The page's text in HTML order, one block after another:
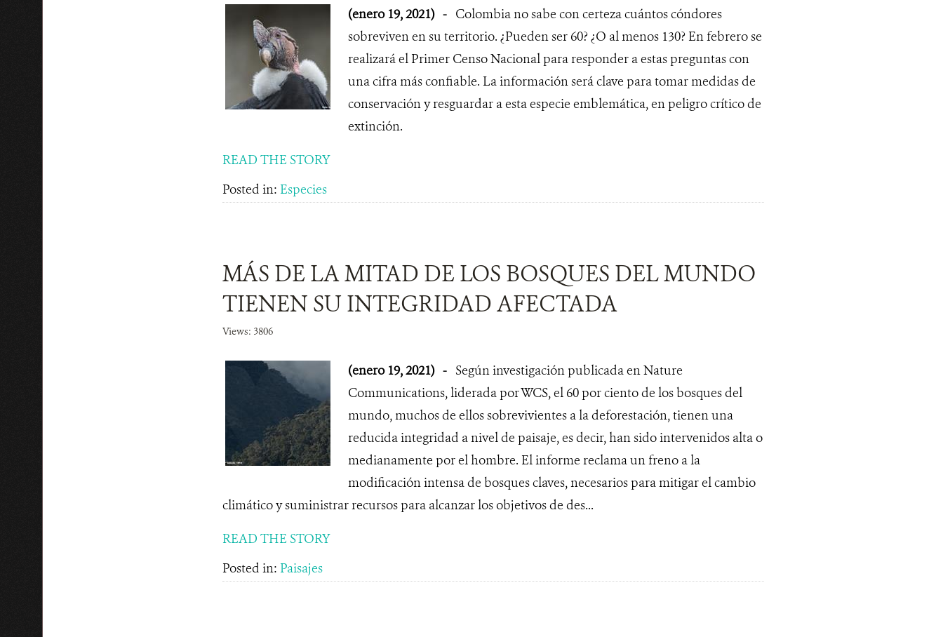
(enero 19, 2021) - Colombia no sabe con certeza cuántos cóndores
sobreviven en su territorio. ¿Pueden ser 60? ¿O al menos 130? En febrero se
realizará el Primer Censo Nacional para responder a estas preguntas con
una cifra más confiable. La información será clave para tomar medidas de
conservación y resguardar a esta especie emblemática, en peligro crítico de
extinción.
READ THE STORY
Posted in: Especies
MÁS DE LA MITAD DE LOS BOSQUES DEL MUNDO
TIENEN SU INTEGRIDAD AFECTADA
Views: 3806
(enero 19, 2021) - Según investigación publicada en Nature
Communications, liderada por WCS, el 60 por ciento de los bosques del
mundo, muchos de ellos sobrevivientes a la deforestación, tienen una
reducida integridad a nivel de paisaje, es decir, han sido intervenidos alta o
medianamente por el hombre. El informe reclama un freno a la
modificación intensa de bosques claves, necesarios para mitigar el cambio
climático y suministrar recursos para alcanzar los objetivos de des...
READ THE STORY
Posted in: Paisajes